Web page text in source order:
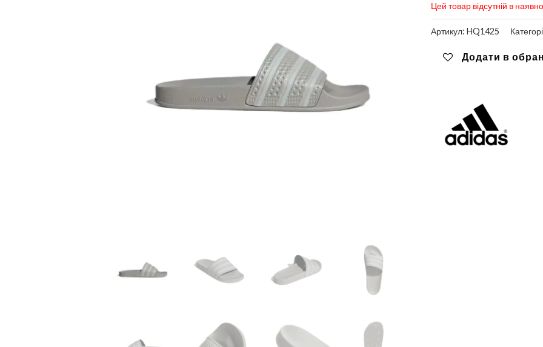
Цей товар відсутній в
Артикул:HQ1425
Додати в